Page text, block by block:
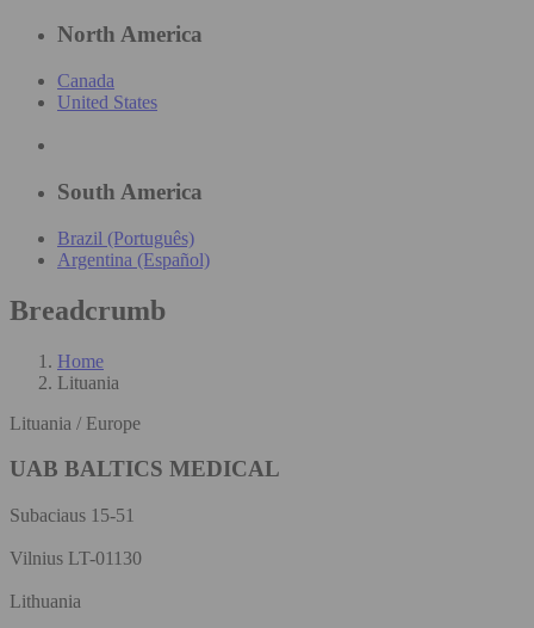
North America
Canada
United States
South America
Brazil (Português)
Argentina (Español)
Breadcrumb
Home
Lituania
Lituania / Europe
UAB BALTICS MEDICAL
Subaciaus 15-51
Vilnius LT-01130
Lithuania